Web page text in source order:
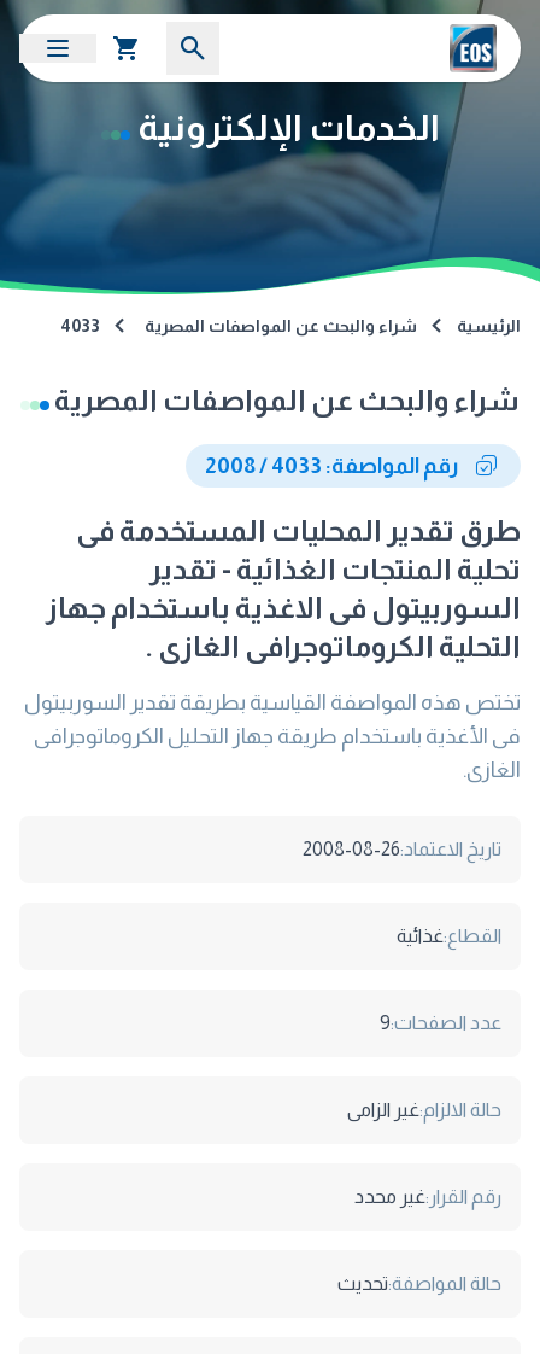
الخدمات الإلكترونية
الرئيسية شراء والبحث عن المواصفات المصرية 4033
شراء والبحث عن المواصفات المصرية
رقم المواصفة: 4033 / 2008
طرق تقدير المحليات المستخدمة فى
تحلية المنتجات الغذائية - تقدير
السوربيتول فى الاغذية باستخدام جهاز
التحلية الكروماتوجرافى الغازى .
تختص هذه المواصفة القياسية بطريقة تقدير السوربيتول
فى الأغذية باستخدام طريقة جهاز التحليل الكروماتوجرافى
الغازى.
تاريخ الاعتماد:2008-08-26
القطاع:غذائية
عدد الصفحات:9
حالة الالزام:غير الزامى
رقم القرار:غير محدد
حالة المواصفة:تحديث